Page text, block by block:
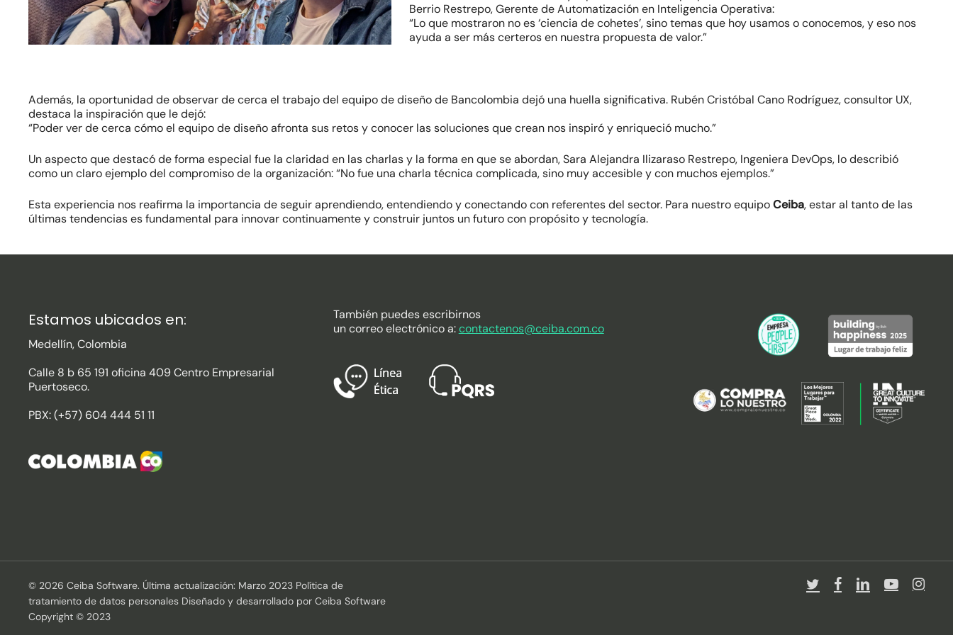
Berrio Restrepo, Gerente de Automatización en Inteligencia Operativa:
“Lo que mostraron no es ‘ciencia de cohetes’, sino temas que hoy usamos o conocemos, y eso nos
ayuda a ser más certeros en nuestra propuesta de valor.”
Además, la oportunidad de observar de cerca el trabajo del equipo de diseño de Bancolombia dejó una huella significativa. Rubén Cristóbal Cano Rodríguez, consultor UX,
destaca la inspiración que le dejó:
“Poder ver de cerca cómo el equipo de diseño afronta sus retos y conocer las soluciones que crean nos inspiró y enriqueció mucho.”
Un aspecto que destacó de forma especial fue la claridad en las charlas y la forma en que se abordan, Sara Alejandra Ilizaraso Restrepo, Ingeniera DevOps, lo describió
como un claro ejemplo del compromiso de la organización: “No fue una charla técnica complicada, sino muy accesible y con muchos ejemplos.”
Esta experiencia nos reafirma la importancia de seguir aprendiendo, entendiendo y conectando con referentes del sector. Para nuestro equipoCeiba, estar al tanto de las
últimas tendencias es fundamental para innovar continuamente y construir juntos un futuro con propósito y tecnología.
Estamos ubicados en:
Medellín, Colombia
Calle 8 b 65 191 oficina 409 Centro Empresarial
Puertoseco.
PBX: (+57) 604 444 51 11
También puedes escribirnos
un correo electrónico a:contactenos@ceiba.com.co
© 2026 Ceiba Software. Última actualización: Marzo 2023 Política de
tratamiento de datos personales Diseñado y desarrollado por Ceiba Software
Copyright © 2023
twitterfacebooklinkedinyoutube